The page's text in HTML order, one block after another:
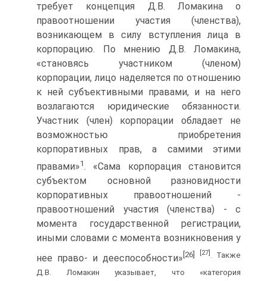
требует концепция Д.В. Ломакина о
правоотношении участия (членства),
возникающем в силу вступления лица в
корпорацию. По мнению Д.В. Ломакина,
«становясь участником (членом)
корпорации, лицо наделяется по отношению
к ней субъективными правами, и на него
возлагаются юридические обязанности.
Участник (член) корпорации обладает не
возможностью приобретения
корпоративных прав, а самими этими
правами»1. «Сама корпорация становится
субъектом основной разновидности
корпоративных правоотношений -
правоотношений участия (членства) - с
момента государственной регистрации,
иными словами с момента возникновения у
нее право- и дееспособности» [26] [27]
. Также
Д.В. Ломакин указывает, что «категория